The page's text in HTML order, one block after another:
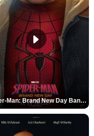
Spider-Man: Brand New Day Bande-annonce VO STFR